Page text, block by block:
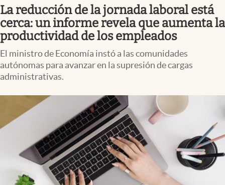
La reducción de la jornada laboral está
cerca: un informe revela que aumenta la
productividad de los empleados
El ministro de Economía instó a las comunidades
autónomas para avanzar en la supresión de cargas
administrativas.